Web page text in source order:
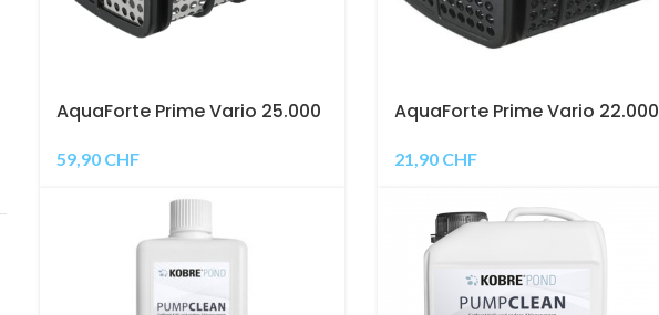
AquaForte Prime Vario 25.000
59,90 CHF
AquaForte Prime Vario 22.000
21,90 CHF